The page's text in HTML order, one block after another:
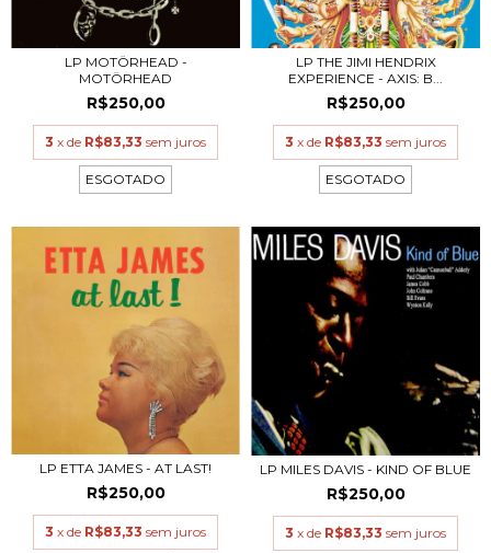
LP MOTÖRHEAD -
MOTÖRHEAD
R$250,00
3 x de R$83,33 sem juros
ESGOTADO
LP THE JIMI HENDRIX
EXPERIENCE - AXIS: B...
R$250,00
3 x de R$83,33 sem juros
ESGOTADO
LP ETTA JAMES - AT LAST!
R$250,00
3 x de R$83,33 sem juros
LP MILES DAVIS - KIND OF BLUE
R$250,00
3 x de R$83,33 sem juros